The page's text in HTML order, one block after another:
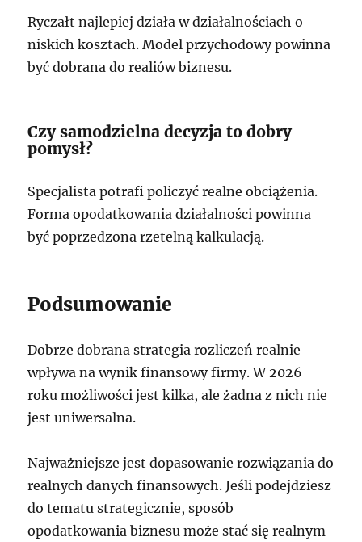
Ryczałt najlepiej działa w działalnościach o
niskich kosztach. Model przychodowy powinna
być dobrana do realiów biznesu.
Czy samodzielna decyzja to dobry
pomysł?
Specjalista potrafi policzyć realne obciążenia.
Forma opodatkowania działalności powinna
być poprzedzona rzetelną kalkulacją.
Podsumowanie
Dobrze dobrana strategia rozliczeń realnie
wpływa na wynik finansowy firmy. W 2026
roku możliwości jest kilka, ale żadna z nich nie
jest uniwersalna.
Najważniejsze jest dopasowanie rozwiązania do
realnych danych finansowych. Jeśli podejdziesz
do tematu strategicznie, sposób
opodatkowania biznesu może stać się realnym